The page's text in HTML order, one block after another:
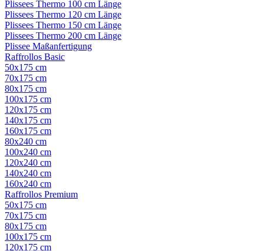
Plissees Thermo 100 cm Länge
Plissees Thermo 120 cm Länge
Plissees Thermo 150 cm Länge
Plissees Thermo 200 cm Länge
Plissee Maßanfertigung
Raffrollos Basic
50x175 cm
70x175 cm
80x175 cm
100x175 cm
120x175 cm
140x175 cm
160x175 cm
80x240 cm
100x240 cm
120x240 cm
140x240 cm
160x240 cm
Raffrollos Premium
50x175 cm
70x175 cm
80x175 cm
100x175 cm
120x175 cm